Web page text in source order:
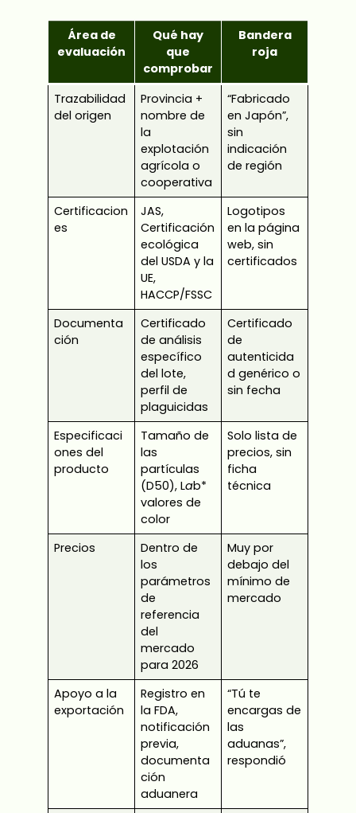
Área de
evaluación
Qué hay
que
comprobar
Bandera
roja
Trazabilidad
del origen
Provincia +
nombre de
la
explotación
agrícola o
cooperativa
“Fabricado
en Japón”,
sin
indicación
de región
Certificacion
es
JAS,
Certificación
ecológica
del USDA y la
UE,
HACCP/FSSC
Logotipos
en la página
web, sin
certificados
Documenta
ción
Certificado
de análisis
específico
del lote,
perfil de
plaguicidas
Certificado
de
autenticida
d genérico o
sin fecha
Especificaci
ones del
producto
Tamaño de
las
partículas
(D50), Lab*
valores de
color
Solo lista de
precios, sin
ficha
técnica
Precios
Dentro de
los
parámetros
de
referencia
del
mercado
para 2026
Muy por
debajo del
mínimo de
mercado
Apoyo a la
exportación
Registro en
la FDA,
notificación
previa,
documenta
ción
aduanera
“Tú te
encargas de
las
aduanas”,
respondió